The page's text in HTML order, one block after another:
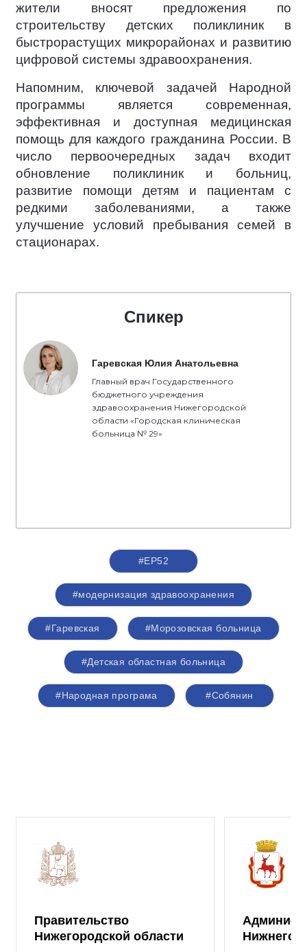
жители вносят предложения по
строительству детских поликлиник в
быстрорастущих микрорайонах и развитию
цифровой системы здравоохранения.
Напомним, ключевой задачей Народной
программы является современная,
эффективная и доступная медицинская
помощь для каждого гражданина России. В
число первоочередных задач входит
обновление поликлиник и больниц,
развитие помощи детям и пациентам с
редкими заболеваниями, а также
улучшение условий пребывания семей в
стационарах.
Спикер
Гаревская Юлия Анатольевна
Главный врач Государственного
бюджетного учреждения
здравоохранения Нижегородской
области «Городская клиническая
больница № 29»
#ЕР52
#модернизация здравоохранения
#Гаревская #Морозовская больница
#Детская областная больница
#Народная програма #Собянин
Правительство
Нижегородской области
Нижнего